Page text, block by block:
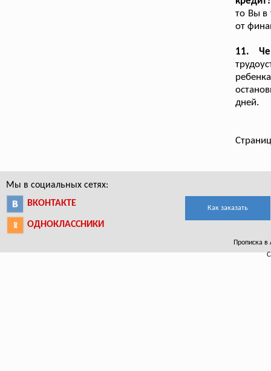
то Вы в
от
11.
дней.
Мы в социальных сетях:
ВКОНТАКТЕ
ОДНОКЛАССНИКИ
Как заказать
Прописка